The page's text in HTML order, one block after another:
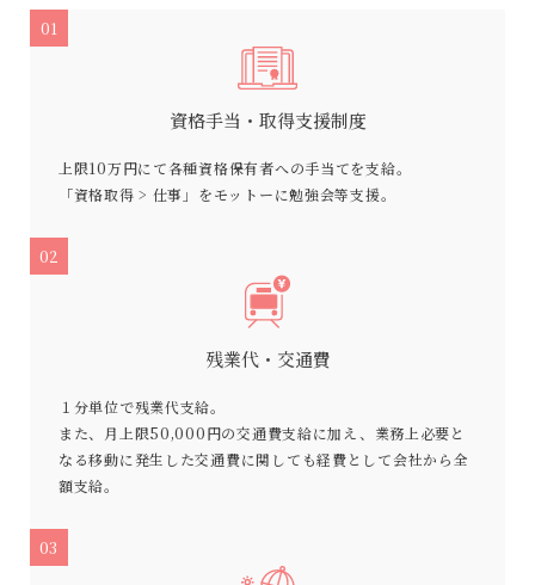
01
資格手当・取得支援制度
上限10万円にて各種資格保有者への手当てを支給。
「資格取得 > 仕事」をモットーに勉強会等支援。
02
残業代・交通費
１分単位で残業代支給。
また、月上限50,000円の交通費支給に加え、業務上必要と
なる移動に発生した交通費に関しても経費として会社から全
額支給。
03